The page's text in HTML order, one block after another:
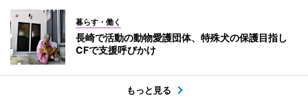
暮らす・働く
長崎で活動の動物愛護団体、特殊犬の保護目指し
CFで支援呼びかけ
もっと見る